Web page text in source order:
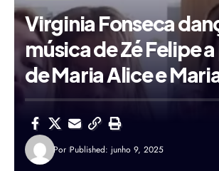
Virginia Fonseca
música de Zé Felipe
de Maria Alice e
Por Published: junho 9, 2025